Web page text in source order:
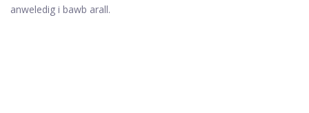
anweledig i bawb arall.